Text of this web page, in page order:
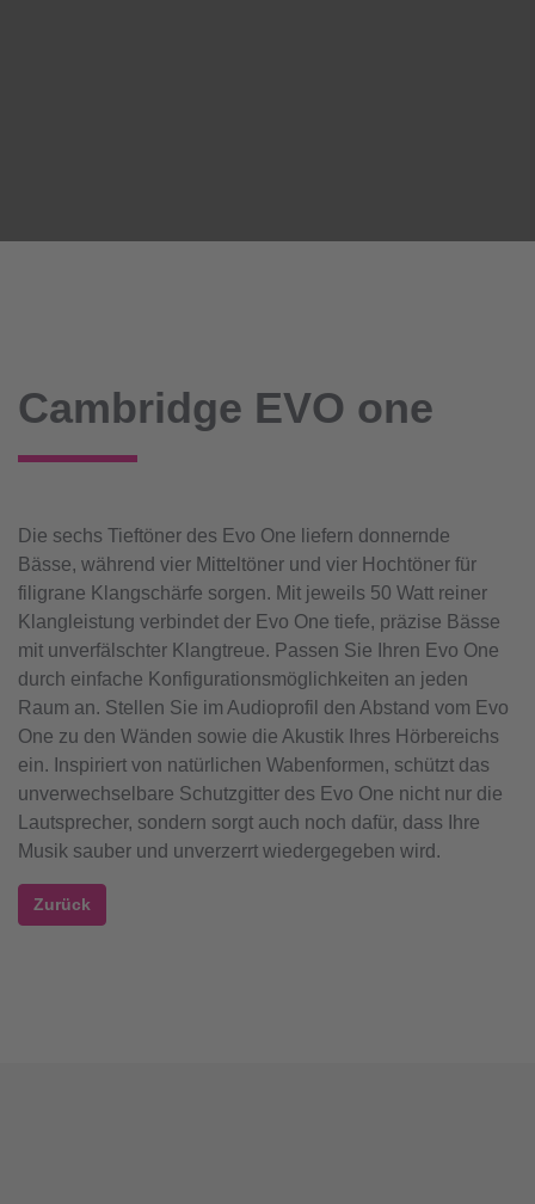
Cambridge EVO one
Die sechs Tieftöner des Evo One liefern donnernde
Bässe, während vier Mitteltöner und vier Hochtöner für
filigrane Klangschärfe sorgen. Mit jeweils 50 Watt reiner
Klangleistung verbindet der Evo One tiefe, präzise Bässe
mit unverfälschter Klangtreue. Passen Sie Ihren Evo One
durch einfache Konfigurationsmöglichkeiten an jeden
Raum an. Stellen Sie im Audioprofil den Abstand vom Evo
One zu den Wänden sowie die Akustik Ihres Hörbereichs
ein. Inspiriert von natürlichen Wabenformen, schützt das
unverwechselbare Schutzgitter des Evo One nicht nur die
Lautsprecher, sondern sorgt auch noch dafür, dass Ihre
Musik sauber und unverzerrt wiedergegeben wird.
Zurück